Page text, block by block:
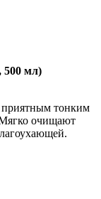
500 мл)
тонким
Мягко очищают